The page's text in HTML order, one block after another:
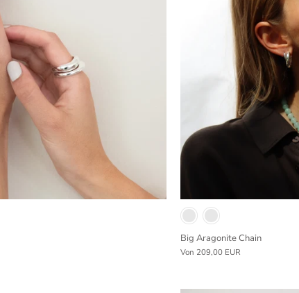
Big Aragonite Chain
Von 209,00 EUR